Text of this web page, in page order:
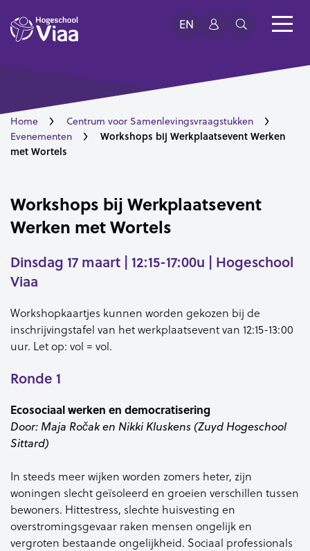
EN
Home
Centrum voor Samenlevingsvraagstukken
Evenementen
Workshops bij Werkplaatsevent Werken
met Wortels
Workshops bij Werkplaatsevent
Werken met Wortels
Dinsdag 17 maart | 12:15-17:00u | Hogeschool
Viaa
Workshopkaartjes kunnen worden gekozen bij de
inschrijvingstafel van het werkplaatsevent van 12:15-13:00
uur. Let op: vol = vol.
Ronde 1
Ecosociaalwerken en democratisering
Door: Maja Ročak en Nikki Kluskens (Zuyd Hogeschool
Sittard)
In steeds meer wijken worden zomers heter, zijn
woningen slechtgeïsoleerd en groeien verschillen tussen
bewoners. Hittestress, slechte huisvesting en
overstromingsgevaar raken mensen ongelijk en
vergroten bestaande ongelijkheid. Sociaal professionals